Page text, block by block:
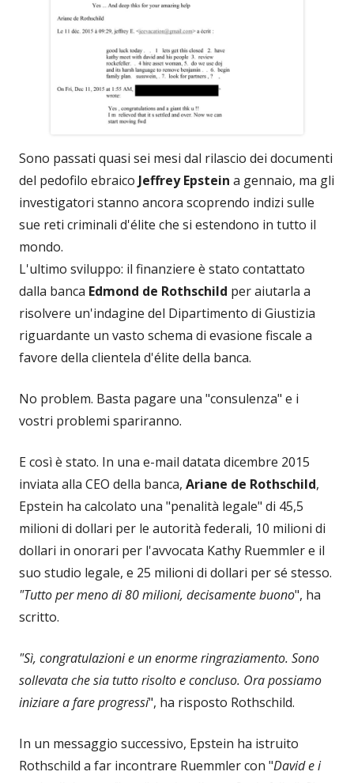
Sono passati quasi sei mesi dal rilascio dei documenti
del pedofilo ebraico Jeffrey Epstein a gennaio, ma gli
investigatori stanno ancora scoprendo indizi sulle
sue reti criminali d'élite che si estendono in tutto il
mondo.
L'ultimo sviluppo: il finanziere è stato contattato
dalla banca Edmond de Rothschild per aiutarla a
risolvere un'indagine del Dipartimento di Giustizia
riguardante un vasto schema di evasione fiscale a
favore della clientela d'élite della banca.
No problem. Basta pagare una "consulenza" e i
vostri problemi spariranno.
E così è stato. In una e-mail datata dicembre 2015
inviata alla CEO della banca, Ariane de Rothschild,
Epstein ha calcolato una "penalità legale" di 45,5
milioni di dollari per le autorità federali, 10 milioni di
dollari in onorari per l'avvocata Kathy Ruemmler e il
suo studio legale, e 25 milioni di dollari per sé stesso.
"Tutto per meno di 80 milioni, decisamente buono", ha
scritto.
"Sì, congratulazioni e un enorme ringraziamento. Sono
sollevata che sia tutto risolto e concluso. Ora possiamo
iniziare a fare progressi", ha risposto Rothschild.
In un messaggio successivo, Epstein ha istruito
Rothschild a far incontrare Ruemmler con "David e i